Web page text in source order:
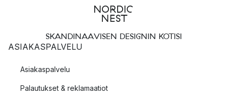
SKANDINAAVISEN DESIGNIN KOTISI
ASIAKASPALVELU
Asiakaspalvelu
Palautukset & reklamaatiot